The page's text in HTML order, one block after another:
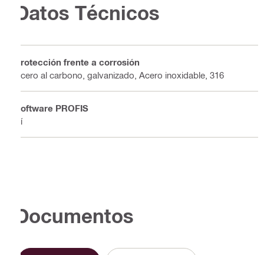
Datos Técnicos
Protección frente a corrosión
Acero al carbono, galvanizado, Acero inoxidable, 316
Software PROFIS
Sí
Documentos